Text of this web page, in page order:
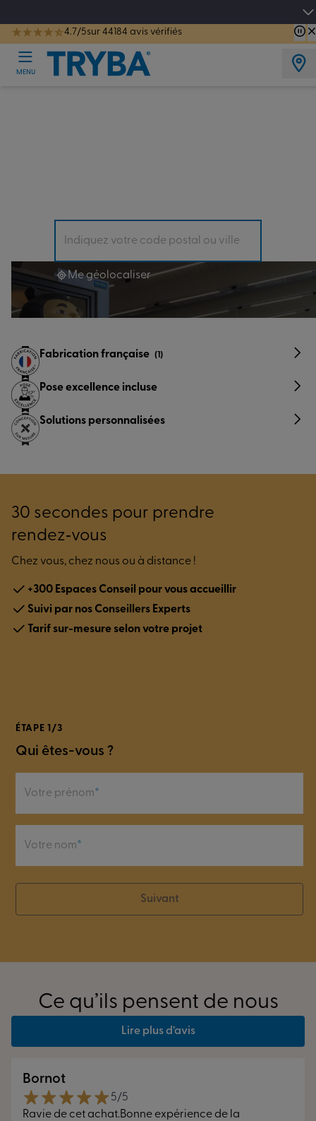
Les jours tentation : Jusqu'à -15% sur vos fenêtres, portes, volets et pergolas
4.7/5sur 44184 avis vérifiés
MENU
Me géolocaliser
Fabrication française (1)
Pose excellence incluse
Solutions personnalisées
30 secondes pour prendre
rendez‑vous
Chez vous, chez nous ou à distance !
+300 Espaces Conseil pour vous accueillir
Suivi par nos Conseillers Experts
Tarif sur-mesure selon votre projet
ÉTAPE 1/3
Qui êtes-vous ?
Votre prénom
Votre nom
Suivant
Ce qu’ils pensent de nous
Lire plus d’avis
Bornot
5/5
Ravie de cet achat.Bonne expérience de la